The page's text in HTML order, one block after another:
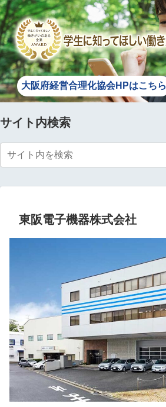
大阪府経営合理化協会HPはこちら
サイト内検索
東阪電子機器株式会社